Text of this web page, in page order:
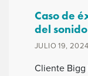
Caso de
del
JULIO 19, 2024
Cliente Bigg